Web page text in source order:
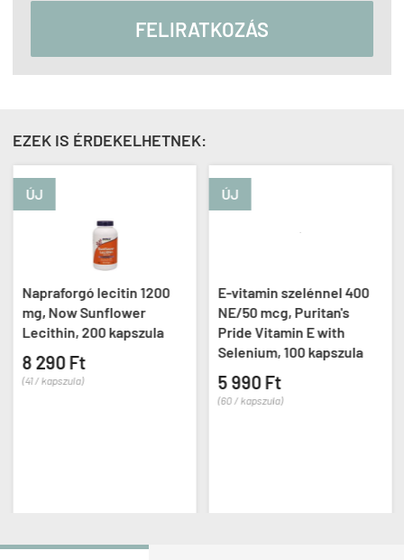
FELIRATKOZÁS
EZEK IS ÉRDEKELHETNEK:
ÚJ
Napraforgó lecitin 1200
mg, Now Sunflower
Lecithin, 200 kapszula
8 290 Ft
(41 / kapszula)
ÚJ
E-vitamin szelénnel 400
NE/50 mcg, Puritan's
Pride Vitamin E with
Selenium, 100 kapszula
5 990 Ft
(60 / kapszula)